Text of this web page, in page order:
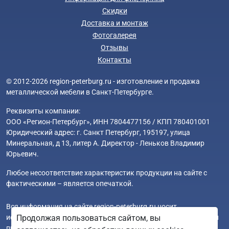
Скидки
Доставка и монтаж
Фотогалерея
Отзывы
Контакты
© 2012-2026 region-peterburg.ru - изготовление и продажа
металлической мебели в Санкт-Петербурге.
Реквизиты компании:
ООО «Регион-Петербург», ИНН 7804477156 / КПП 780401001
Юридический адрес: г. Санкт Петербург, 195197, улица
Минеральная, д 13, литер А. Директор - Леньков Владимир
Юрьевич.
Любое несоответствие характеристик продукции на сайте с
фактическими – является опечаткой.
Вся информация на сайте region-peterburg.ru носит
исключительно ознакомительный и справочный характер и ни
Продолжая пользоваться сайтом, вы